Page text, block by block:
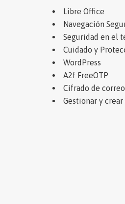
Libre Office
Navegación
Seguridad en el
Cuidado y
WordPress
A2f FreeOTP
Cifrado de
Gestionar y crear